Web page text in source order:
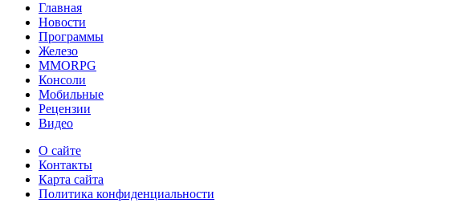
Главная
Новости
Программы
Железо
MMORPG
Консоли
Мобильные
Рецензии
Видео
О сайте
Контакты
Карта сайта
Политика конфиденциальности